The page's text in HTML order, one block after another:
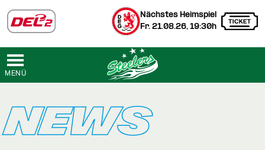
Nächstes Heimspiel
Fr. 21.08.26, 19:30h
MENÜ
NEWS